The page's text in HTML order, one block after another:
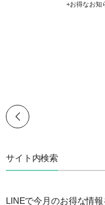
+お得なお知
サイト内検索
LINEで今月のお得な情